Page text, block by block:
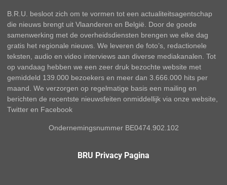
B.R.U. besloot zich om te vormen tot een actualiteitsagentschap
die nieuws brengt uit Vlaanderen en België. Door de goede
samenwerking met de overheidsdiensten brengen we elke dag
gratis het regionale nieuws. We leveren de foto’s, redactionele
teksten, audio en video interviews aan diverse mediakanalen. Tot
op vandaag hebben we een zeer druk bezochte website met
gemiddeld 139.000 bezoekers en meer dan 3.666.000 hits per
maand. We verzorgen op regelmatige basis een mailing en
berichten de recentste nieuwsfeiten onmiddellijk via onze website,
Twitter en Facebook
Ondernemingsnummer BE0474.902.102
BRU Privacy Pagina